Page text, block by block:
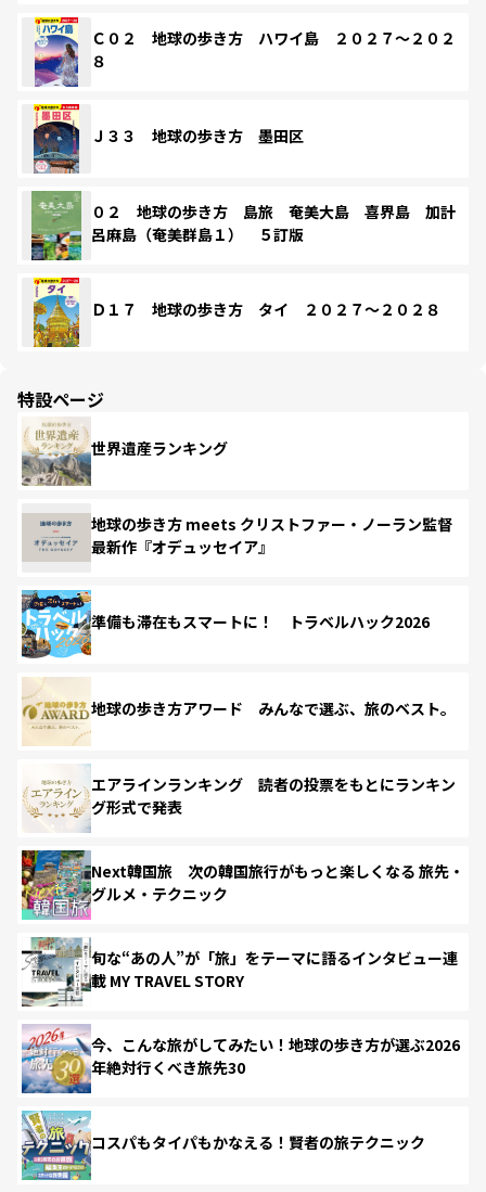
Ｃ０２ 地球の歩き方 ハワイ島 ２０２７～２０２
８
Ｊ３３ 地球の歩き方 墨田区
０２ 地球の歩き方 島旅 奄美大島 喜界島 加計
呂麻島（奄美群島１） ５訂版
Ｄ１７ 地球の歩き方 タイ ２０２７～２０２８
特設ページ
世界遺産ランキング
地球の歩き方 meets クリストファー・ノーラン監督
最新作『オデュッセイア』
準備も滞在もスマートに！ トラベルハック2026
地球の歩き方アワード みんなで選ぶ、旅のベスト。
エアラインランキング 読者の投票をもとにランキン
グ形式で発表
Next韓国旅 次の韓国旅行がもっと楽しくなる 旅先・
グルメ・テクニック
旬な“あの人”が「旅」をテーマに語るインタビュー連
載 MY TRAVEL STORY
今、こんな旅がしてみたい！地球の歩き方が選ぶ2026
年絶対行くべき旅先30
コスパもタイパもかなえる！賢者の旅テクニック